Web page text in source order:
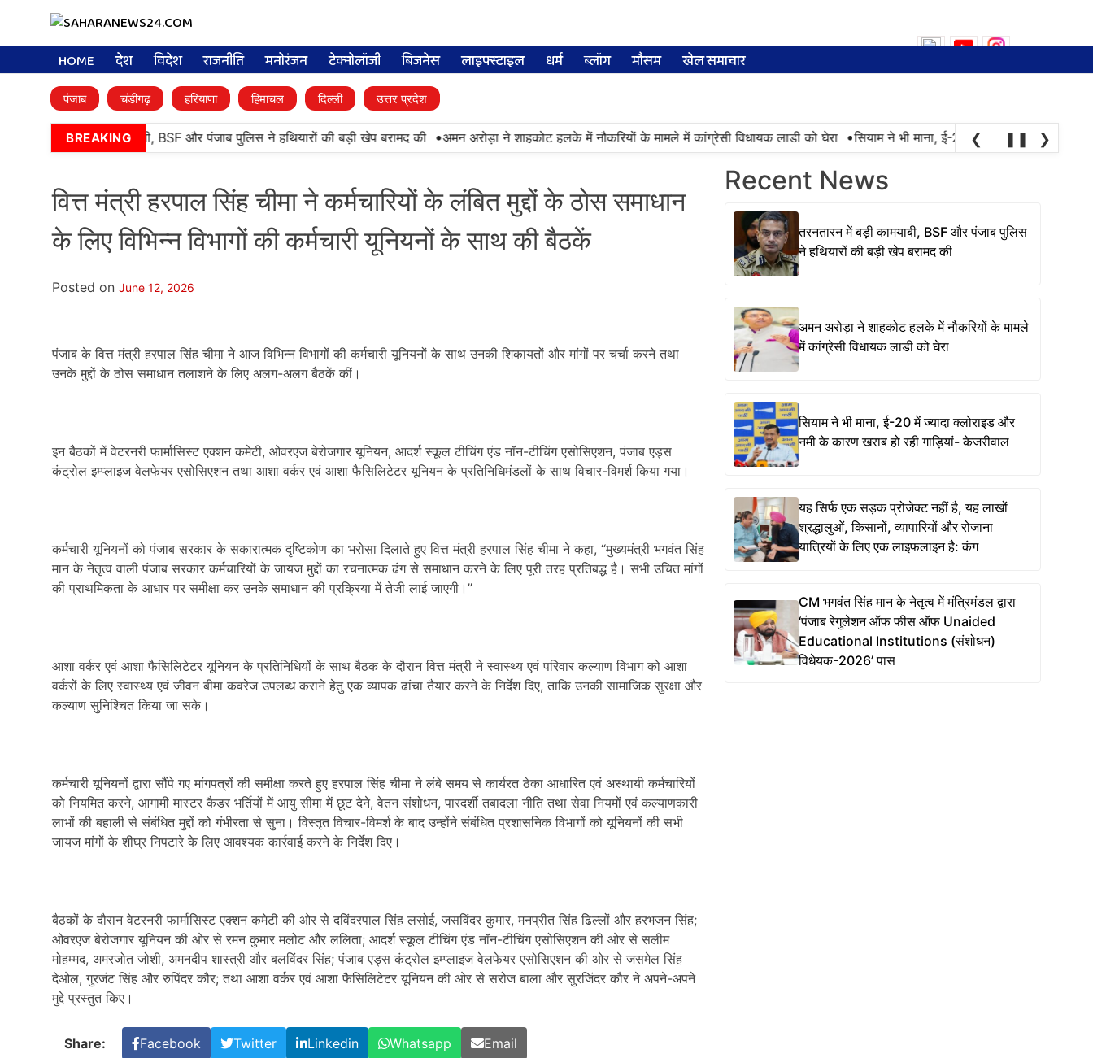
HOME देश विदेश राजनीति मनोरंजन टेक्नोलॉजी बिजनेस लाइफ्स्टाइल धर्म ब्लॉग मौसम खेल समाचार
पंजाब चंडीगढ़ हरियाणा हिमाचल दिल्ली उत्तर प्रदेश
BREAKING
तरनतारन में बड़ी कामयाबी, BSF और पंजाब पुलिस ने हथियारों की बड़ी खेप बरामद की • अमन अरोड़ा ने शाहकोट हलके में नौकरियों के मामले में कांग्रेसी विधायक लाडी को घेरा • सियाम ने भी माना, ई-20 में ज्यादा क्लोराइड और
❮ ❚❚ ❯
वित्त मंत्री हरपाल सिंह चीमा ने कर्मचारियों के लंबित मुद्दों के ठोस समाधान
के लिए विभिन्न विभागों की कर्मचारी यूनियनों के साथ की बैठकें
Posted on June 12, 2026
पंजाब के वित्त मंत्री हरपाल सिंह चीमा ने आज विभिन्न विभागों की कर्मचारी यूनियनों के साथ उनकी शिकायतों और मांगों पर चर्चा करने तथा
उनके मुद्दों के ठोस समाधान तलाशने के लिए अलग-अलग बैठकें कीं।
इन बैठकों में वेटरनरी फार्मासिस्ट एक्शन कमेटी, ओवरएज बेरोजगार यूनियन, आदर्श स्कूल टीचिंग एंड नॉन-टीचिंग एसोसिएशन, पंजाब एड्स
कंट्रोल इम्प्लाइज वेलफेयर एसोसिएशन तथा आशा वर्कर एवं आशा फैसिलिटेटर यूनियन के प्रतिनिधिमंडलों के साथ विचार-विमर्श किया गया।
कर्मचारी यूनियनों को पंजाब सरकार के सकारात्मक दृष्टिकोण का भरोसा दिलाते हुए वित्त मंत्री हरपाल सिंह चीमा ने कहा, “मुख्यमंत्री भगवंत सिंह
मान के नेतृत्व वाली पंजाब सरकार कर्मचारियों के जायज मुद्दों का रचनात्मक ढंग से समाधान करने के लिए पूरी तरह प्रतिबद्ध है। सभी उचित मांगों
की प्राथमिकता के आधार पर समीक्षा कर उनके समाधान की प्रक्रिया में तेजी लाई जाएगी।”
आशा वर्कर एवं आशा फैसिलिटेटर यूनियन के प्रतिनिधियों के साथ बैठक के दौरान वित्त मंत्री ने स्वास्थ्य एवं परिवार कल्याण विभाग को आशा
वर्करों के लिए स्वास्थ्य एवं जीवन बीमा कवरेज उपलब्ध कराने हेतु एक व्यापक ढांचा तैयार करने के निर्देश दिए, ताकि उनकी सामाजिक सुरक्षा और
कल्याण सुनिश्चित किया जा सके।
कर्मचारी यूनियनों द्वारा सौंपे गए मांगपत्रों की समीक्षा करते हुए हरपाल सिंह चीमा ने लंबे समय से कार्यरत ठेका आधारित एवं अस्थायी कर्मचारियों
को नियमित करने, आगामी मास्टर कैडर भर्तियों में आयु सीमा में छूट देने, वेतन संशोधन, पारदर्शी तबादला नीति तथा सेवा नियमों एवं कल्याणकारी
लाभों की बहाली से संबंधित मुद्दों को गंभीरता से सुना। विस्तृत विचार-विमर्श के बाद उन्होंने संबंधित प्रशासनिक विभागों को यूनियनों की सभी
जायज मांगों के शीघ्र निपटारे के लिए आवश्यक कार्रवाई करने के निर्देश दिए।
बैठकों के दौरान वेटरनरी फार्मासिस्ट एक्शन कमेटी की ओर से दविंदरपाल सिंह लसोई, जसविंदर कुमार, मनप्रीत सिंह ढिल्लों और हरभजन सिंह;
ओवरएज बेरोजगार यूनियन की ओर से रमन कुमार मलोट और ललिता; आदर्श स्कूल टीचिंग एंड नॉन-टीचिंग एसोसिएशन की ओर से सलीम
मोहम्मद, अमरजोत जोशी, अमनदीप शास्त्री और बलविंदर सिंह; पंजाब एड्स कंट्रोल इम्प्लाइज वेलफेयर एसोसिएशन की ओर से जसमेल सिंह
देओल, गुरजंट सिंह और रुपिंदर कौर; तथा आशा वर्कर एवं आशा फैसिलिटेटर यूनियन की ओर से सरोज बाला और सुरजिंदर कौर ने अपने-अपने
मुद्दे प्रस्तुत किए।
Share: Facebook Twitter Linkedin Whatsapp Email
Recent News
तरनतारन में बड़ी कामयाबी, BSF और पंजाब पुलिस
ने हथियारों की बड़ी खेप बरामद की
अमन अरोड़ा ने शाहकोट हलके में नौकरियों के मामले
में कांग्रेसी विधायक लाडी को घेरा
सियाम ने भी माना, ई-20 में ज्यादा क्लोराइड और
नमी के कारण खराब हो रही गाड़ियां- केजरीवाल
यह सिर्फ एक सड़क प्रोजेक्ट नहीं है, यह लाखों
श्रद्धालुओं, किसानों, व्यापारियों और रोजाना
यात्रियों के लिए एक लाइफलाइन है: कंग
CM भगवंत सिंह मान के नेतृत्व में मंत्रिमंडल द्वारा
‘पंजाब रेगुलेशन ऑफ फीस ऑफ Unaided
Educational Institutions (संशोधन)
विधेयक-2026’ पास